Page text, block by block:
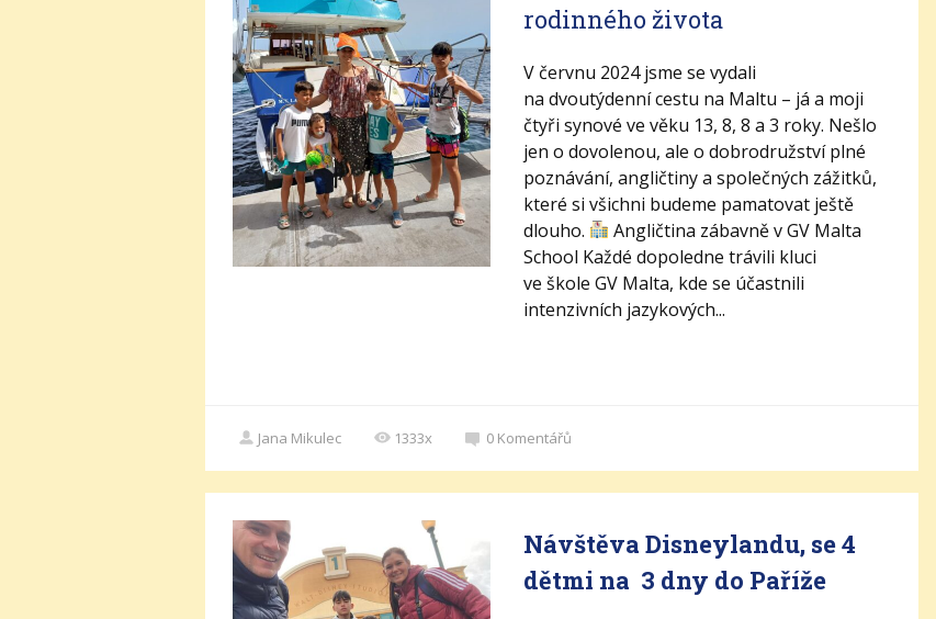
rodinného života
V červnu 2024 jsme se vydali
na dvoutýdenní cestu na Maltu – já a moji
čtyři synové ve věku 13, 8, 8 a 3 roky. Nešlo
jen o dovolenou, ale o dobrodružství plné
poznávání, angličtiny a společných zážitků,
které si všichni budeme pamatovat ještě
dlouho.
Angličtina zábavně v GV Malta
School Každé dopoledne trávili kluci
ve škole GV Malta, kde se účastnili
intenzivních jazykových...
Jana Mikulec 1333x 0 Komentářů
Návštěva Disneylandu, se 4
dětmi na 3 dny do Paříže